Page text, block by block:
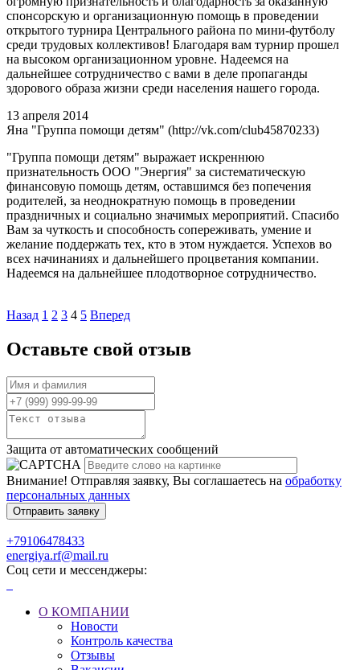
спонсорскую и организационную помощь в проведении
открытого турнира Центрального района по мини-футболу
среди трудовых коллективов! Благодаря вам турнир прошел
на высоком организационном уровне. Надеемся на
дальнейшее сотрудничество с вами в деле пропаганды
здорового образа жизни среди населения нашего города.
13 апреля 2014
Яна "Группа помощи детям" (http://vk.com/club45870233)
"Группа помощи детям" выражает искреннюю
признательность ООО "Энергия" за систематическую
финансовую помощь детям, оставшимся без попечения
родителей, за неоднократную помощь в проведении
праздничных и социально значимых мероприятий. Спасибо
Вам за чуткость и способность сопереживать, умение и
желание поддержать тех, кто в этом нуждается. Успехов во
всех начинаниях и дальнейшего процветания компании.
Надеемся на дальнейшее плодотворное сотрудничество.
Назад 1 2 3 4 5 Вперед
Оставьте свой отзыв
Защита от автоматических сообщений
Внимание! Отправляя заявку, Вы соглашаетесь на обработку
персональных данных
+79106478433
energiya.rf@mail.ru
Соц сети и мессенджеры:
О КОМПАНИИ
Новости
Контроль качества
Отзывы